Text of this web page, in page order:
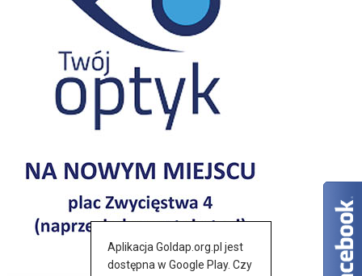
Aplikacja Goldap.org.pl jest
dostępna w Google Play. Czy